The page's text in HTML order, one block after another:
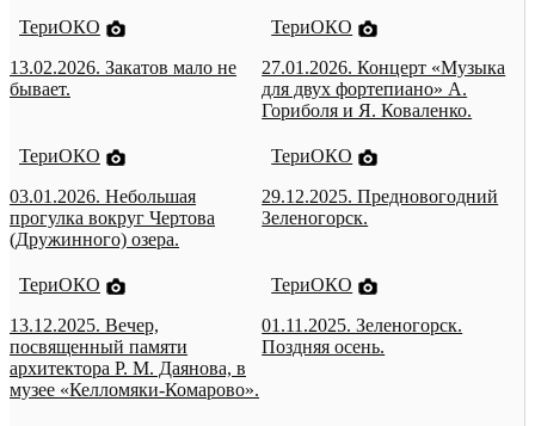
ТериОКО
13.02.2026. Закатов мало не
бывает.
ТериОКО
27.01.2026. Концерт «Музыка
для двух фортепиано» А.
Гориболя и Я. Коваленко.
ТериОКО
03.01.2026. Небольшая
прогулка вокруг Чертова
(Дружинного) озера.
ТериОКО
29.12.2025. Предновогодний
Зеленогорск.
ТериОКО
13.12.2025. Вечер,
посвященный памяти
архитектора Р. М. Даянова, в
музее «Келломяки-Комарово».
ТериОКО
01.11.2025. Зеленогорск.
Поздняя осень.